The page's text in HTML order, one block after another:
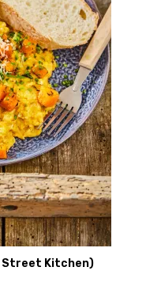
Kitchen)